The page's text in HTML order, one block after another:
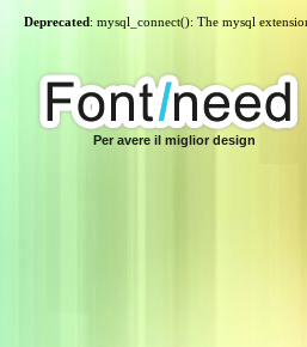
Deprecated: mysql_connect(): The mysql
Per avere il miglior design